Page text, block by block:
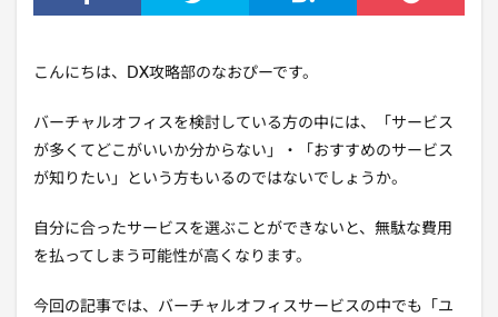
こんにちは、DX攻略部のなおぴーです。
バーチャルオフィスを検討している方の中には、「サービス
が多くてどこがいいか分からない」・「おすすめのサービス
が知りたい」という方もいるのではないでしょうか。
自分に合ったサービスを選ぶことができないと、無駄な費用
を払ってしまう可能性が高くなります。
今回の記事では、バーチャルオフィスサービスの中でも「ユ